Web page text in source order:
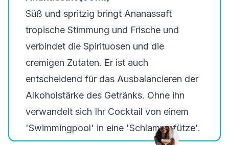
Süß und spritzig bringt Ananassaft
tropische Stimmung und Frische und
verbindet die Spirituosen und die
cremigen Zutaten. Er ist auch
entscheidend für das Ausbalancieren der
Alkoholstärke des Getränks. Ohne ihn
verwandelt sich Ihr Cocktail von einem
'Swimmingpool' in eine 'Schlammpfütze'.